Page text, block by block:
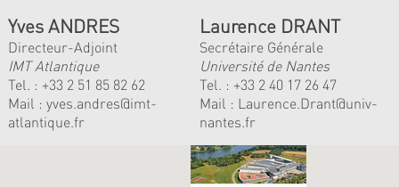
Yves ANDRES
Directeur-Adjoint
IMT Atlantique
Tel. : +33 2 51 85 82 62
Mail : yves.andres@imt-
atlantique.fr
Laurence DRANT
Secrétaire Générale
Université de Nantes
Tel. : +33 2 40 17 26 47
Mail : Laurence.Drant@univ-
nantes.fr